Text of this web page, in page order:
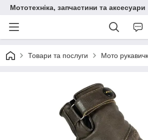
Мототехніка, запчастини та аксесуари
Товари та послуги Мото